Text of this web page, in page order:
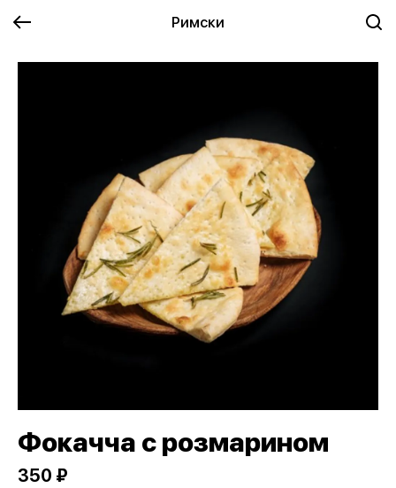
Римски
Фокачча с розмарином
350 ₽